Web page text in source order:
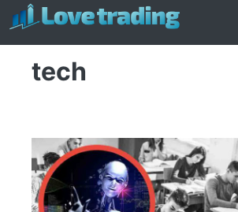
contenuto
tech